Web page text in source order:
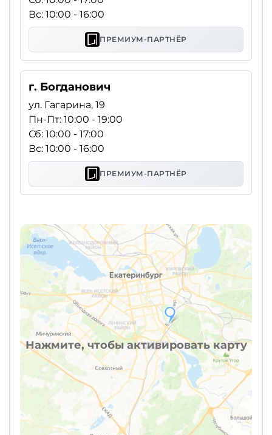
Нажмите, чтобы активировать карту
Вс: 10:00 - 16:00
ПРЕМИУМ-ПАРТНЁР
г. Богданович
ул. Гагарина, 19
Пн-Пт: 10:00 - 19:00
Сб: 10:00 - 17:00
Вс: 10:00 - 16:00
ПРЕМИУМ-ПАРТНЁР